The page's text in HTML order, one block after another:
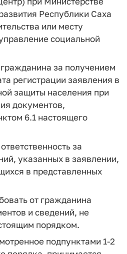
Республики Саха
или месту
социальной
за получением
регистрации заявления в
защиты населения при
документов,
6.1 настоящего
за
указанных в заявлении,
в представленных
от гражданина
и сведений, не
порядком.
подпунктами 1-2